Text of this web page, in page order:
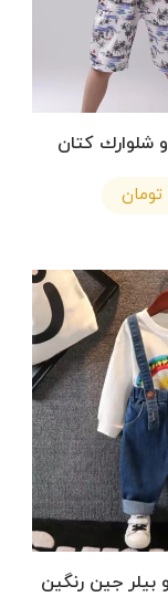
كتان
جين رنگين